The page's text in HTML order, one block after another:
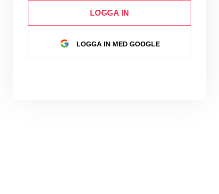
LOGGA IN
LOGGA IN MED GOOGLE